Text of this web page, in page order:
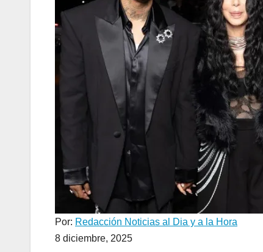
Por: Redacción Noticias al Dia y a la Hora
8 diciembre, 2025